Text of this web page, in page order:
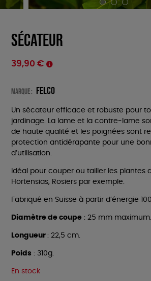
Sécateur
39,90 €
Marque : Felco
Un sécateur efficace et robuste pour
jardinage. La lame et la contre-lame
de haute qualité et les poignées sont
protection antidérapante pour une
d’utilisation.
Idéal pour couper ou tailler les plantes
Hortensias, Rosiers par exemple.
Fabriqué en Suisse à partir d’énergie
Diamètre de coupe: 25 mm maximum.
Longueur : 22,5 cm.
Poids : 310g.
En stock